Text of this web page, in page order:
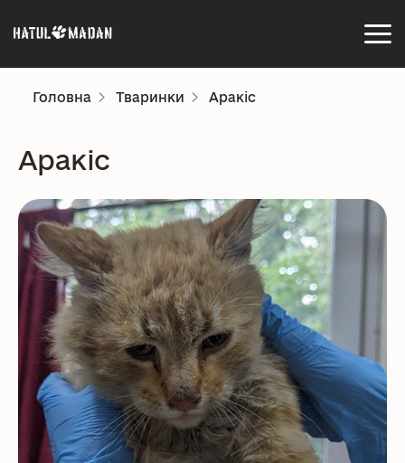
Головна Тваринки Аракіс
Аракіс